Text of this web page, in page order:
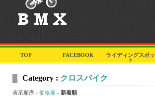
TOP FACEBOOK
ライディングスポッ
ト
Category : クロスバイク
表示順序 - 価格順 - 新着順